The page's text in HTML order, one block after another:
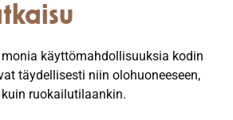
käyttömahdollisuuksia kodin
täydellisesti niin olohuoneeseen,
ruokailutilaankin.